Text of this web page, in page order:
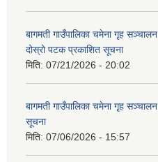
बागमती गाउँपालिका चमेना गृह
दोस्रो पटक प्रकाशित सूचना
मिति: 07/21/2026 - 20:02
बागमती गाउँपालिका चमेना गृह
सूचना
मिति: 07/06/2026 - 15:57